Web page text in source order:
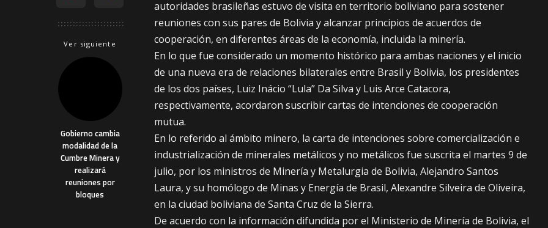
Ver siguiente
Gobierno cambia
modalidad de la
Cumbre Minera y
realizará
reuniones por
bloques
autoridades brasileñas estuvo de visita en territorio boliviano para sostener
reuniones con sus pares de Bolivia y alcanzar principios de acuerdos de
cooperación, en diferentes áreas de la economía, incluida la minería.
En lo que fue considerado un momento histórico para ambas naciones y el inicio
de una nueva era de relaciones bilaterales entre Brasil y Bolivia, los presidentes
de los dos países, Luiz Inácio “Lula” Da Silva y Luis Arce Catacora,
respectivamente, acordaron suscribir cartas de intenciones de cooperación
mutua.
En lo referido al ámbito minero, la carta de intenciones sobre comercialización e
industrialización de minerales metálicos y no metálicos fue suscrita el martes 9 de
julio, por los ministros de Minería y Metalurgia de Bolivia, Alejandro Santos
Laura, y su homólogo de Minas y Energía de Brasil, Alexandre Silveira de Oliveira,
en la ciudad boliviana de Santa Cruz de la Sierra.
De acuerdo con la información difundida por el Ministerio de Minería de Bolivia, el